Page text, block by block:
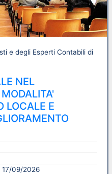
e degli Esperti Contabili di
NEL
LOCALE E
17/09/2026